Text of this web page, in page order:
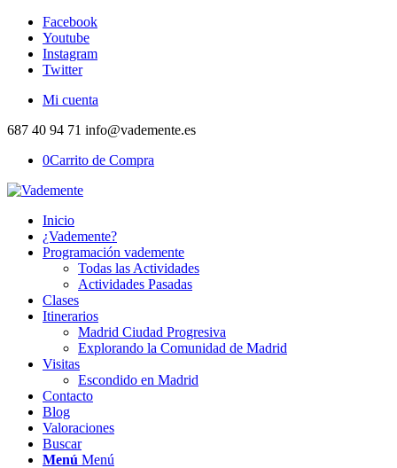
Facebook
Youtube
Instagram
Twitter
Mi cuenta
687 40 94 71 info@vademente.es
0Carrito de Compra
Inicio
¿Vademente?
Programación vademente
Todas las Actividades
Actividades Pasadas
Clases
Itinerarios
Madrid Ciudad Progresiva
Explorando la Comunidad de Madrid
Visitas
Escondido en Madrid
Contacto
Blog
Valoraciones
Buscar
Menú Menú